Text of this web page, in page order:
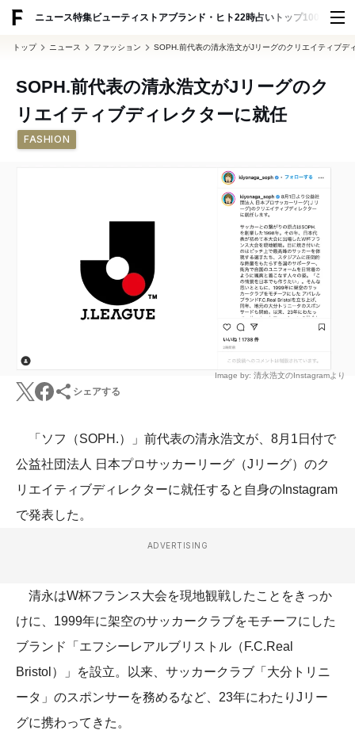
ニュース特集ビューティ ストアブランド・ヒト22時占い トップ100 スナッ
トップ ニュース ファッション SOPH.前代表の清永浩文がJリーグのクリエイティブデ
SOPH.前代表の清永浩文がJリーグのク
リエイティブディレクターに就任
FASHION
Image by: 清永浩文のInstagramより
シェアする
「ソフ（SOPH.）」前代表の清永浩文が、8月1日付で
公益社団法人 日本プロサッカーリーグ（Jリーグ）のク
リエイティブディレクターに就任すると自身のInstagram
で発表した。
ADVERTISING
清永はW杯フランス大会を現地観戦したことをきっか
けに、1999年に架空のサッカークラブをモチーフにした
ブランド「エフシーレアルブリストル（F.C.Real
Bristol）」を設立。以来、サッカークラブ「大分トリニ
ータ」のスポンサーを務めるなど、23年にわたりJリー
グに携わってきた。